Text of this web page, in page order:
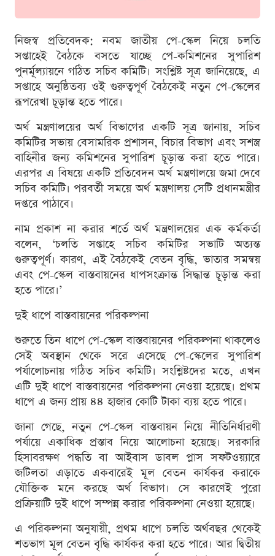
নিজস্ব প্রতিবেদক: নবম জাতীয় পে-স্কেল নিয়ে চলতি
সপ্তাহেই বৈঠকে বসতে যাচ্ছে পে-কমিশনের সুপারিশ
পুনর্মূল্যায়নে গঠিত সচিব কমিটি। সংশ্লিষ্ট সূত্র জানিয়েছে, এ
সপ্তাহে অনুষ্ঠিতব্য ওই গুরুত্বপূর্ণ বৈঠকেই নতুন পে-স্কেলের
রূপরেখা চূড়ান্ত হতে পারে।
অর্থ মন্ত্রণালয়ের অর্থ বিভাগের একটি সূত্র জানায়, সচিব
কমিটির সভায় বেসামরিক প্রশাসন, বিচার বিভাগ এবং সশস্ত্র
বাহিনীর জন্য কমিশনের সুপারিশ চূড়ান্ত করা হতে পারে।
এরপর এ বিষয়ে একটি প্রতিবেদন অর্থ মন্ত্রণালয়ে জমা দেবে
সচিব কমিটি। পরবর্তী সময়ে অর্থ মন্ত্রণালয় সেটি প্রধানমন্ত্রীর
দপ্তরে পাঠাবে।
নাম প্রকাশ না করার শর্তে অর্থ মন্ত্রণালয়ের এক কর্মকর্তা
বলেন, ‘চলতি সপ্তাহে সচিব কমিটির সভাটি অত্যন্ত
গুরুত্বপূর্ণ। কারণ, এই বৈঠকেই বেতন বৃদ্ধি, ভাতার সমন্বয়
এবং পে-স্কেল বাস্তবায়নের ধাপসংক্রান্ত সিদ্ধান্ত চূড়ান্ত করা
হতে পারে।’
দুই ধাপে বাস্তবায়নের পরিকল্পনা
শুরুতে তিন ধাপে পে-স্কেল বাস্তবায়নের পরিকল্পনা থাকলেও
সেই অবস্থান থেকে সরে এসেছে পে-স্কেলের সুপারিশ
পর্যালোচনায় গঠিত সচিব কমিটি। সংশ্লিষ্টদের মতে, এখন
এটি দুই ধাপে বাস্তবায়নের পরিকল্পনা নেওয়া হয়েছে। প্রথম
ধাপে এ জন্য প্রায় ৪৪ হাজার কোটি টাকা ব্যয় হতে পারে।
জানা গেছে, নতুন পে-স্কেল বাস্তবায়ন নিয়ে নীতিনির্ধারণী
পর্যায়ে একাধিক প্রস্তাব নিয়ে আলোচনা হয়েছে। সরকারি
হিসাবরক্ষণ পদ্ধতি বা আইবাস ডাবল প্লাস সফটওয়্যারে
জটিলতা এড়াতে একবারেই মূল বেতন কার্যকর করাকে
যৌক্তিক মনে করছে অর্থ বিভাগ। সে কারণেই পুরো
প্রক্রিয়াটি দুই ধাপে সম্পন্ন করার পরিকল্পনা নেওয়া হয়েছে।
এ পরিকল্পনা অনুযায়ী, প্রথম ধাপে চলতি অর্থবছর থেকেই
শতভাগ মূল বেতন বৃদ্ধি কার্যকর করা হতে পারে। আর দ্বিতীয়